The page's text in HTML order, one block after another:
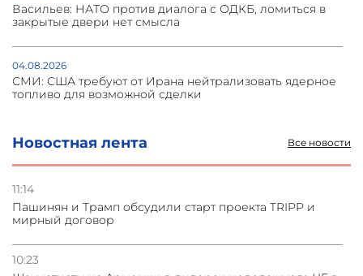
Новостная лента Все новости
11:14
Пашинян и Трамп обсудили старт проекта TRIPP и
мирный договор
10:23
Васильев: НАТО против диалога с ОДКБ, ломиться в
закрытые двери нет смысла
04.08.2026
СМИ: США требуют от Ирана нейтрализовать ядерное
топливо для возможной сделки
04.08.2026
Иран планировал удар по трем объектам на Украине в
ответ на удар по судну
04.08.2026
Украина атаковала склады Wildberries в Подмосковье